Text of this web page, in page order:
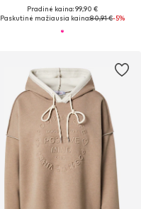
Pradinė kaina: 99,90 €
Paskutinė mažiausia kaina:80,91 €-5%